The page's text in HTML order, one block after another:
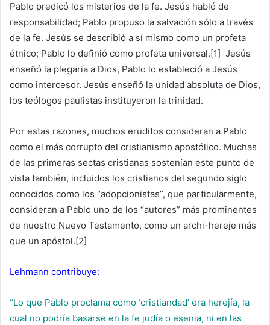
Pablo predicó los misterios de la fe. Jesús habló de
responsabilidad; Pablo propuso la salvación sólo a través
de la fe. Jesús se describió a sí mismo como un profeta
étnico; Pablo lo definió como profeta universal.[1] Jesús
enseñó la plegaria a Dios, Pablo lo estableció a Jesús
como intercesor. Jesús enseñó la unidad absoluta de Dios,
los teólogos paulistas instituyeron la trinidad.
Por estas razones, muchos eruditos consideran a Pablo
como el más corrupto del cristianismo apostólico. Muchas
de las primeras sectas cristianas sostenían este punto de
vista también, incluidos los cristianos del segundo siglo
conocidos como los “adopcionistas”, que particularmente,
consideran a Pablo uno de los “autores” más prominentes
de nuestro Nuevo Testamento, como un archi-hereje más
que un apóstol.[2]
Lehmann contribuye:
“Lo que Pablo proclama como ‘cristiandad’ era herejía, la
cual no podría basarse en la fe judía o esenia, ni en las